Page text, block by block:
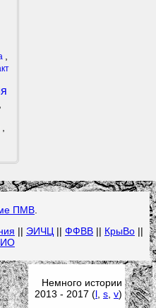
ПМВ.
|| ЭИЧЦ || ФФВВ|| КрыВо||
Немного истории
2013 - 2017 (l ,s ,v)